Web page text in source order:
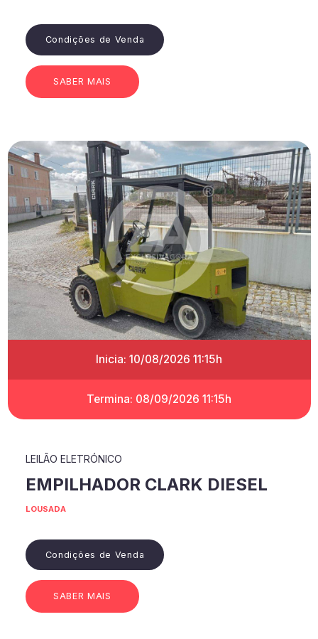
Condições de Venda
SABER MAIS
Inicia: 10/08/2026 11:15h
Termina: 08/09/2026 11:15h
LEILÃO ELETRÓNICO
EMPILHADOR CLARK DIESEL
LOUSADA
Condições de Venda
SABER MAIS